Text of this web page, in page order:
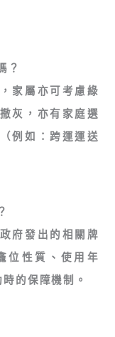
？
家屬亦可考慮綠
灰，亦有家庭選
例如：跨運運送
府發出的相關牌
位性質、使用年
的保障機制。